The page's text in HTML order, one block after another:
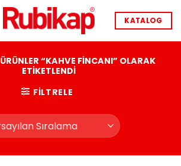
KATALOG
ÜRÜNLER “KAHVE FINCANI” OLARAK
ETIKETLENDI
FILTRELE